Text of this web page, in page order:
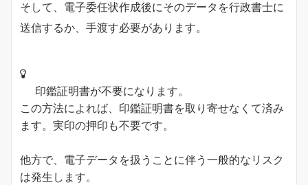
そして、電子委任状作成後にそのデータを行政書士に
送信するか、手渡す必要があります。
印鑑証明書が不要になります。
この方法によれば、印鑑証明書を取り寄せなくて済み
ます。実印の押印も不要です。
他方で、電子データを扱うことに伴う一般的なリスク
は発生します。